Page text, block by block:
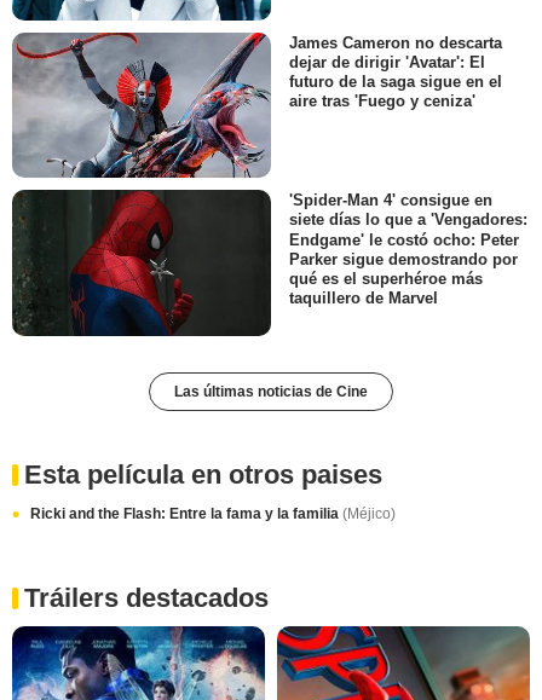
James Cameron no descarta
dejar de dirigir 'Avatar': El
futuro de la saga sigue en el
aire tras 'Fuego y ceniza'
'Spider-Man 4' consigue en
siete días lo que a 'Vengadores:
Endgame' le costó ocho: Peter
Parker sigue demostrando por
qué es el superhéroe más
taquillero de Marvel
Las últimas noticias de Cine
Esta película en otros paises
Ricki and the Flash: Entre la fama y la familia (Méjico)
Tráilers destacados